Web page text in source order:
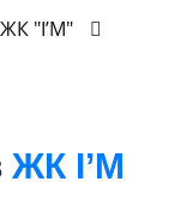
ЖК "I’M"
ЖК I’M